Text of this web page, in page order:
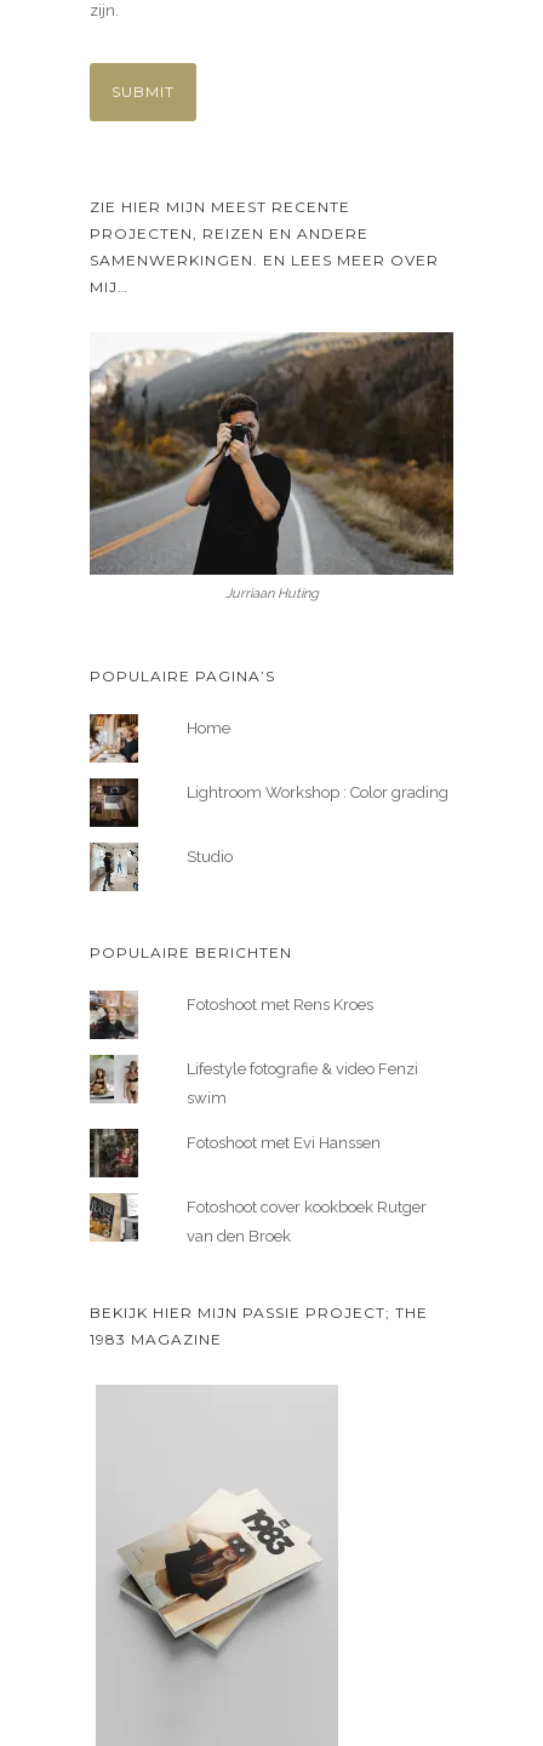
zijn.
ZIE HIER MIJN MEEST RECENTE
PROJECTEN, REIZEN EN ANDERE
SAMENWERKINGEN. EN LEES MEER OVER
MIJ…
Jurriaan Huting
POPULAIRE PAGINA’S
Home
Lightroom Workshop : Color grading
Studio
POPULAIRE BERICHTEN
Fotoshoot met Rens Kroes
Lifestyle fotografie & video Fenzi
swim
Fotoshoot met Evi Hanssen
Fotoshoot cover kookboek Rutger
van den Broek
BEKIJK HIER MIJN PASSIE PROJECT; THE
1983 MAGAZINE